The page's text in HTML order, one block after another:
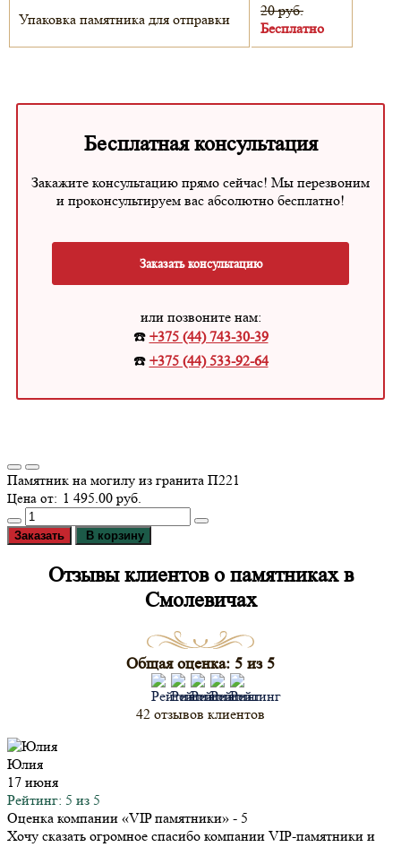
Упаковка памятника для отправки
20 руб.
Бесплатно
Бесплатная консультация
Закажите консультацию прямо сейчас! Мы перезвоним
и проконсультируем вас абсолютно бесплатно!
Заказать консультацию
или позвоните нам:
☎️ +375 (44) 743-30-39
☎️ +375 (44) 533-92-64
Памятник на могилу из гранита П221
1 495.00 руб.
Заказать В корзину
Отзывы клиентов о памятниках в
Смолевичах
Общая оценка: 5 из 5
42 отзывов клиентов
Юлия
17 июня
Рейтинг: 5 из 5
Оценка компании «VIP памятники» - 5
Хочу сказать огромное спасибо компании VIP-памятники и